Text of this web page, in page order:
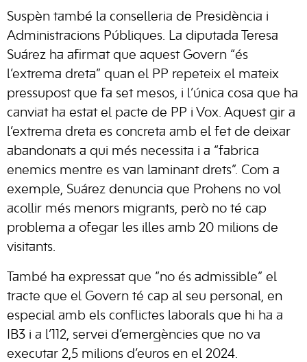
Suspèn també la conselleria de Presidència i
Administracions Públiques. La diputada Teresa
Suárez ha afirmat que aquest Govern “és
l’extrema dreta” quan el PP repeteix el mateix
pressupost que fa set mesos, i l’única cosa que ha
canviat ha estat el pacte de PP i Vox. Aquest gir a
l’extrema dreta es concreta amb el fet de deixar
abandonats a qui més necessita i a “fabrica
enemics mentre es van laminant drets”. Com a
exemple, Suárez denuncia que Prohens no vol
acollir més menors migrants, però no té cap
problema a ofegar les illes amb 20 milions de
visitants.
També ha expressat que “no és admissible” el
tracte que el Govern té cap al seu personal, en
especial amb els conflictes laborals que hi ha a
IB3 i a l’112, servei d’emergències que no va
executar 2,5 milions d’euros en el 2024.